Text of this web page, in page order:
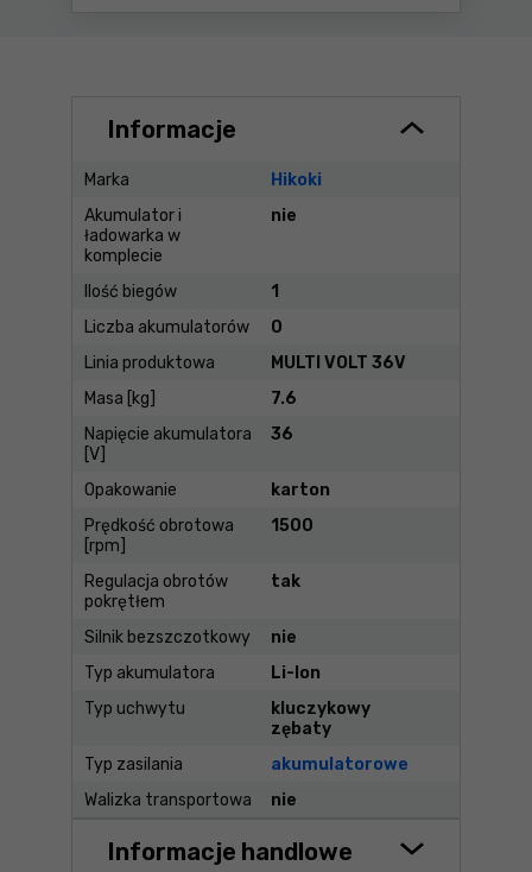
Informacje
Marka
Hikoki
Akumulator i
ładowarka w
komplecie
nie
Ilość biegów
1
Liczba akumulatorów
0
Linia produktowa
MULTI VOLT 36V
Masa [kg]
7.6
Napięcie akumulatora
[V]
36
Opakowanie
karton
Prędkość obrotowa
[rpm]
1500
Regulacja obrotów
pokrętłem
tak
Silnik bezszczotkowy
nie
Typ akumulatora
Li-Ion
Typ uchwytu
kluczykowy
zębaty
Typ zasilania
akumulatorowe
Walizka transportowa
nie
Informacje handlowe